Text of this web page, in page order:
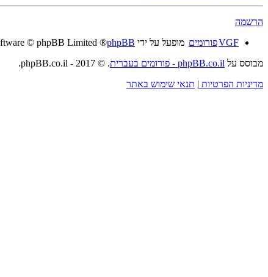
הרשמה
VGFפורומים מופעל על ידי phpBB
® Forum Software © phpBB Limited
מבוסס על phpBB.co.il - פורומים בעברית
. © 2017 - phpBB.co.il.
מדיניות הפרטיות | תנאי שימוש באתר